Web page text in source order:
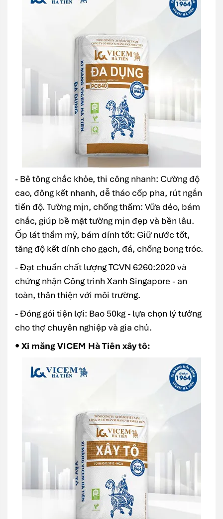
- Bê tông chắc khỏe, thi công nhanh: Cường độ
cao, đông kết nhanh, dễ tháo cốp pha, rút ngắn
tiến độ. Tường mịn, chống thấm: Vữa dẻo, bám
chắc, giúp bề mặt tường mịn đẹp và bền lâu.
Ốp lát thẩm mỹ, bám dính tốt: Giữ nước tốt,
tăng độ kết dính cho gạch, đá, chống bong tróc.
- Đạt chuẩn chất lượng TCVN 6260:2020 và
chứng nhận Công trình Xanh Singapore - an
toàn, thân thiện với môi trường.
- Đóng gói tiện lợi: Bao 50kg - lựa chọn lý tưởng
cho thợ chuyên nghiệp và gia chủ.
• Xi măng VICEM Hà Tiên xây tô: